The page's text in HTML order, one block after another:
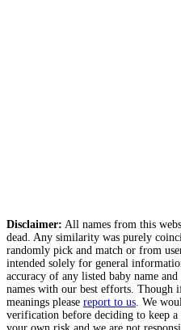
Disclaimer: All names from this
dead. Any similarity was purely
randomly pick and match or from
intended solely for general
accuracy of any listed baby name
names with our best efforts. Though
meanings please report to us . We
verification before deciding to keep